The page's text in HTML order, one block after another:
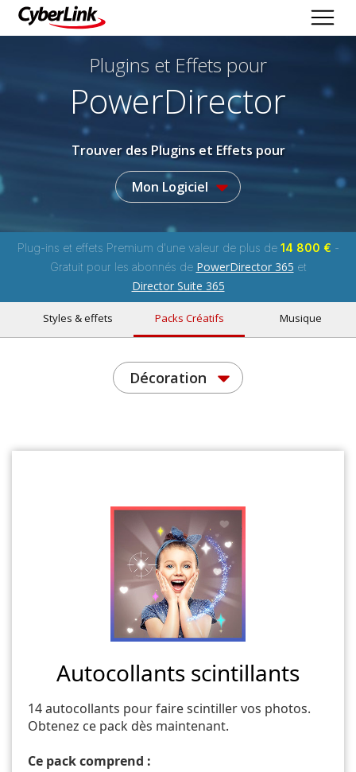
Plugins et Effets pour
PowerDirector
Trouver des Plugins et Effets pour
Mon Logiciel
Plug-ins et effets Premium d'une valeur de plus de 14 800 € -
Gratuit pour les abonnés de PowerDirector 365 et
Director Suite 365
Styles & effets Packs Créatifs Musique
Décoration
Autocollants scintillants
14 autocollants pour faire scintiller vos photos.
Obtenez ce pack dès maintenant.
Ce pack comprend :